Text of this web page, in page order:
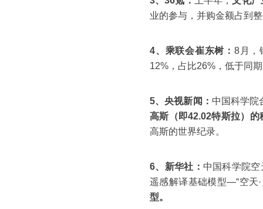
业的参与，并购金额占到
4、乘联会崔东树： 8月，
12%，占比26%，低于同
5、央视新闻： 中国科学院
高斯（即42.02特斯拉）的
高斯的世界纪录。
6、新华社： 中国科学院
遥感解译基础模型—“空天·
型。